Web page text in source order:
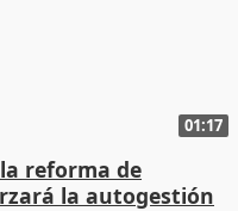
01:17
reforma de
la autogestión